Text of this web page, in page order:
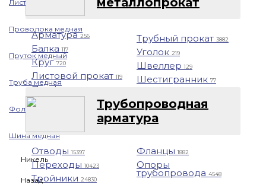
Лист/Плита медная
Проволока медная
Пруток медный
Труба медная
Фольга медная
Шина медная
Никель
Назад
Арматура256
Балка117
Круг720
Листовой прокат119
Профнастил
Трубный прокат 3882
Уголок 219
Швеллер129
Шестигранник 77
Трубопроводная
арматура
Отводы15397
Переходы10423
Тройники 24830
Фланцы1882
Опоры
трубопровода 4548